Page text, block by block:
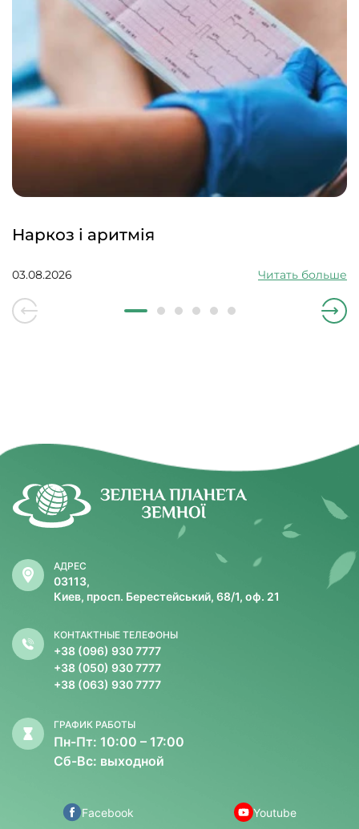
Наркоз і аритмія
03.08.2026 Читать больше
АДРЕС
03113,
Киев, просп. Берестейський, 68/1, оф. 21
КОНТАКТНЫЕ ТЕЛЕФОНЫ
+38 (096) 930 7777
+38 (050) 930 7777
+38 (063) 930 7777
ГРАФИК РАБОТЫ
Пн-Пт: 10:00 – 17:00
Сб-Вс: выходной
Facebook Youtube